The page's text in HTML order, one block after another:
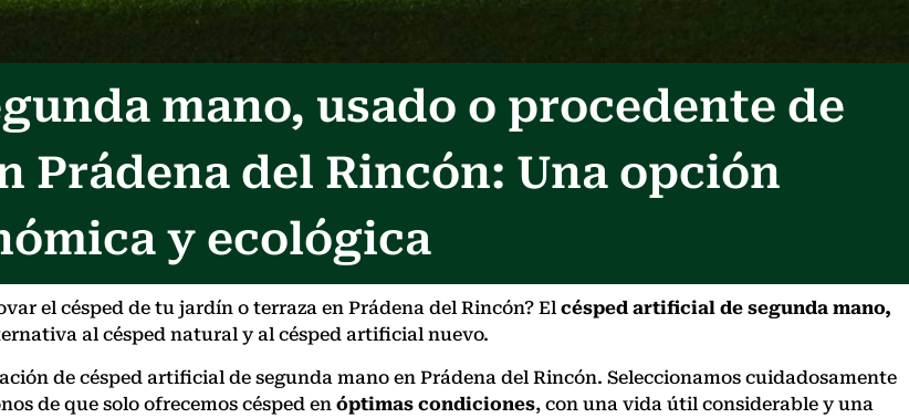
mano, usado o procedente de
Prádena del Rincón: Una opción
y ecológica
el césped de tu jardín o terraza en Prádena del Rincón? El césped artificial de segunda mano,
al césped natural y al césped artificial nuevo.
de césped artificial de segunda mano en Prádena del Rincón. Seleccionamos cuidadosamente
de que solo ofrecemos césped en óptimas condiciones, con una vida útil considerable y una